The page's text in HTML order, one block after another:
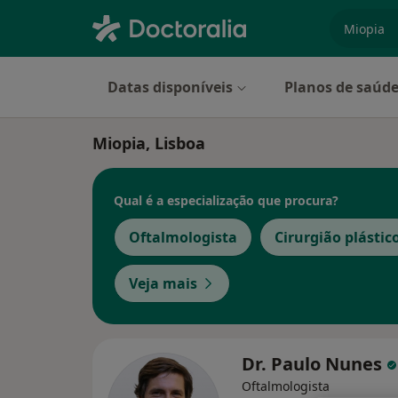
Datas disponíveis Planos de saúde
Miopia, Lisboa
Qual é a especialização que procura?
Oftalmologista Cirurgião
Veja mais
Dr. Paulo Nunes
Oftalmologista